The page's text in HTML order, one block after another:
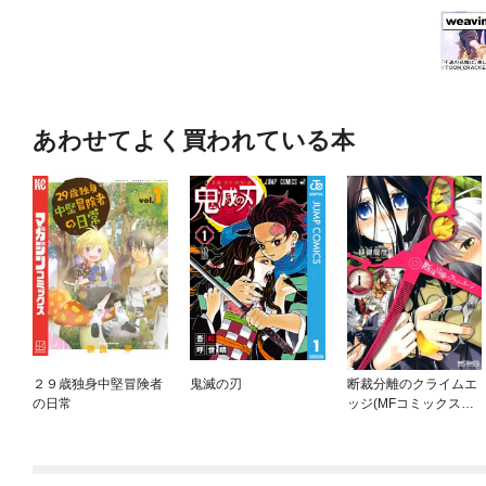
あわせてよく買われている本
２９歳独身中堅冒険者
の日常
鬼滅の刃
断裁分離のクライムエ
ッジ(MFコミックス